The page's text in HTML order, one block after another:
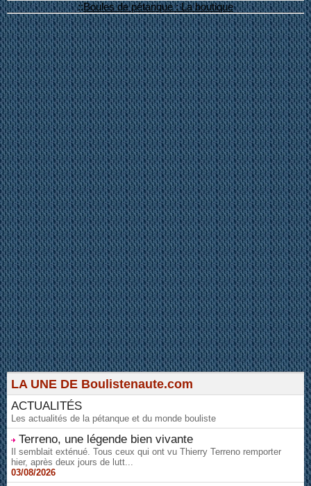
::Boules de pétanque : La boutique
LA UNE DE Boulistenaute.com
ACTUALITÉS
Les actualités de la pétanque et du monde bouliste
Terreno, une légende bien vivante
Il semblait exténué. Tous ceux qui ont vu Thierry Terreno remporter
hier, après deux jours de lutt...
03/08/2026